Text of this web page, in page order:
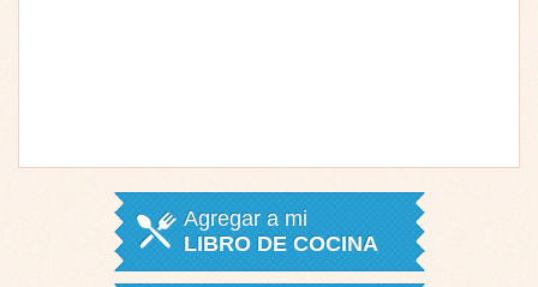
Agregar a mi
LIBRO DE COCINA